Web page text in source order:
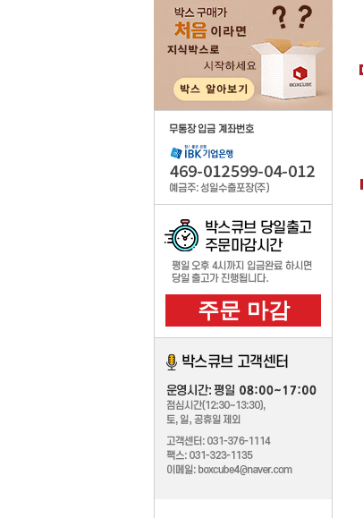
스포츠용품/현수막
우체국
기성품 인쇄 주문제작
주문제작
주문제작의뢰
자동견적보기
컬러박스제작
주문제작박스 카드결제
주문제작내역
포장 부자제
박스규격 박스형태
주문 마감